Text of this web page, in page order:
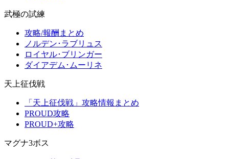
武極の試練
攻略/報酬まとめ
ノルデン･ラブリュス
ロイヤル･ブリンガー
ダイアデム･ムーリネ
天上征伐戦
「天上征伐戦」攻略情報まとめ
PROUD攻略
PROUD+攻略
マグナ3ボス